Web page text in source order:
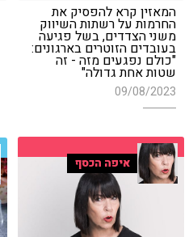
המאזין קרא להפסיק את
החרמות על רשתות השיווק
משני הצדדים, בשל פגיעה
בעובדים הזוטרים בארגונים:
"כולם נפגעים מזה - זה
שטות אחת גדולה"
09/08/2023
איפה הכסף